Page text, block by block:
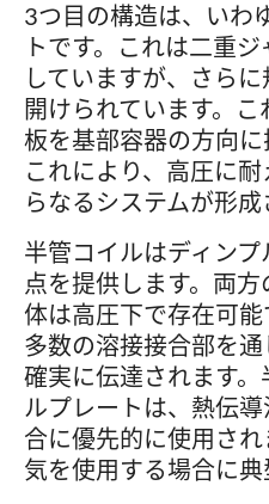
3つ目の構造は、いわ
トです。これは二重
していますが、さら
開けられています。
板を基部容器の方向に
これにより、高圧に
らなるシステムが形成
半管コイルはディン
点を提供します。両
体は高圧下で存在可能
多数の溶接接合部を
確実に伝達されます
ルプレートは、熱伝
合に優先的に使用さ
気を使用する場合に典